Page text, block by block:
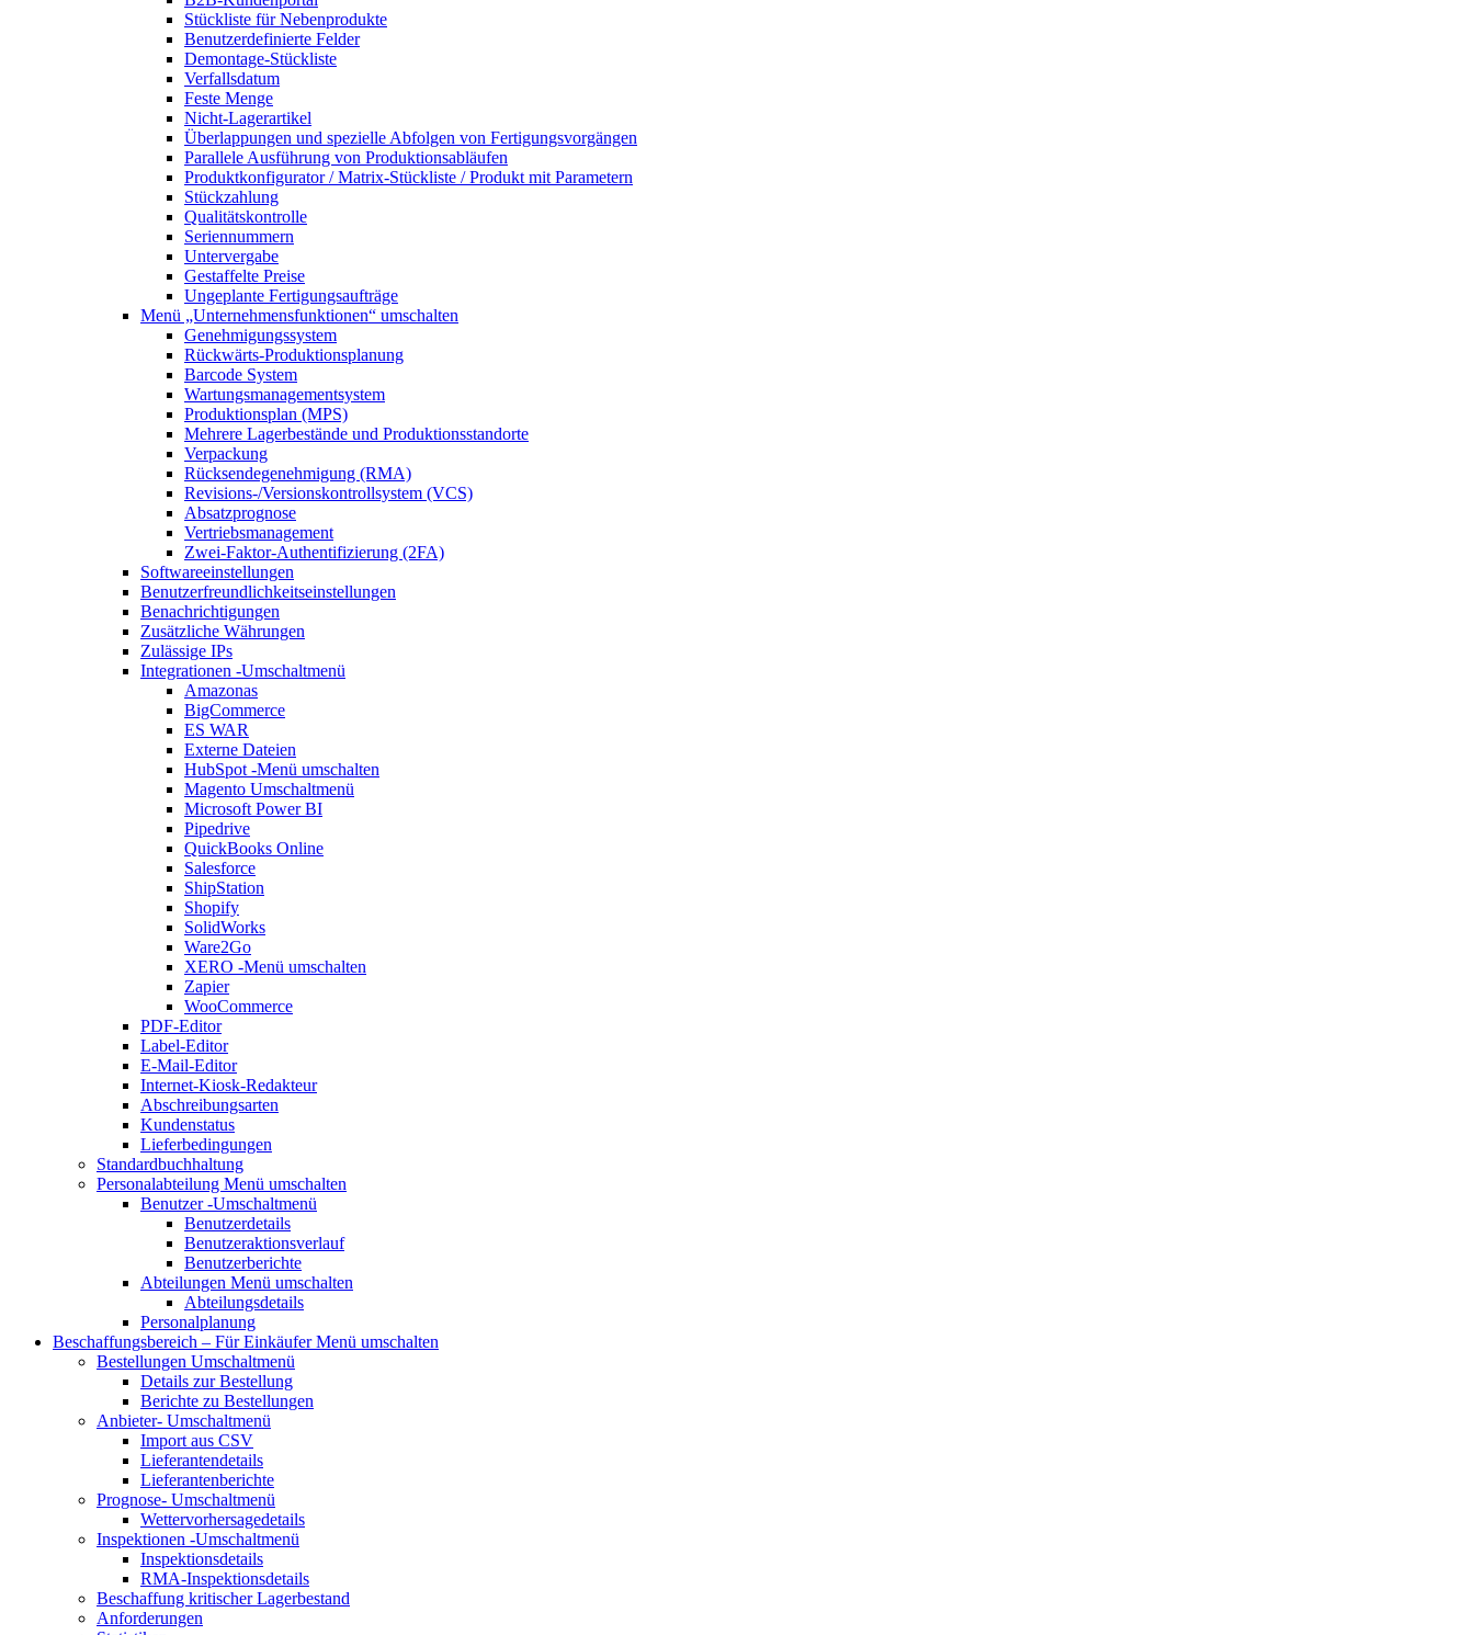
Stückliste für Nebenprodukte
Benutzerdefinierte Felder
Demontage-Stückliste
Verfallsdatum
Feste Menge
Nicht-Lagerartikel
Überlappungen und spezielle Abfolgen von Fertigungsvorgängen
Parallele Ausführung von Produktionsabläufen
Produktkonfigurator / Matrix-Stückliste / Produkt mit Parametern
Stückzahlung
Qualitätskontrolle
Seriennummern
Untervergabe
Gestaffelte Preise
Ungeplante Fertigungsaufträge
Menü „Unternehmensfunktionen“ umschalten
Genehmigungssystem
Rückwärts-Produktionsplanung
Barcode System
Wartungsmanagementsystem
Produktionsplan (MPS)
Mehrere Lagerbestände und Produktionsstandorte
Verpackung
Rücksendegenehmigung (RMA)
Revisions-/Versionskontrollsystem (VCS)
Absatzprognose
Vertriebsmanagement
Zwei-Faktor-Authentifizierung (2FA)
Softwareeinstellungen
Benutzerfreundlichkeitseinstellungen
Benachrichtigungen
Zusätzliche Währungen
Zulässige IPs
Integrationen -Umschaltmenü
Amazonas
BigCommerce
ES WAR
Externe Dateien
HubSpot -Menü umschalten
Magento Umschaltmenü
Microsoft Power BI
Pipedrive
QuickBooks Online
Salesforce
ShipStation
Shopify
SolidWorks
Ware2Go
XERO -Menü umschalten
Zapier
WooCommerce
PDF-Editor
Label-Editor
E-Mail-Editor
Internet-Kiosk-Redakteur
Abschreibungsarten
Kundenstatus
Lieferbedingungen
Standardbuchhaltung
Personalabteilung Menü umschalten
Benutzer-Umschaltmenü
Benutzerdetails
Benutzeraktionsverlauf
Benutzerberichte
Abteilungen Menü umschalten
Abteilungsdetails
Personalplanung
Beschaffungsbereich – Für EinkäuferMenü umschalten
Bestellungen Umschaltmenü
Details zur Bestellung
Berichte zu Bestellungen
Anbieter- Umschaltmenü
Import aus CSV
Lieferantendetails
Lieferantenberichte
Prognose- Umschaltmenü
Wettervorhersagedetails
Inspektionen -Umschaltmenü
Inspektionsdetails
RMA-Inspektionsdetails
Beschaffung kritischer Lagerbestand
Anforderungen